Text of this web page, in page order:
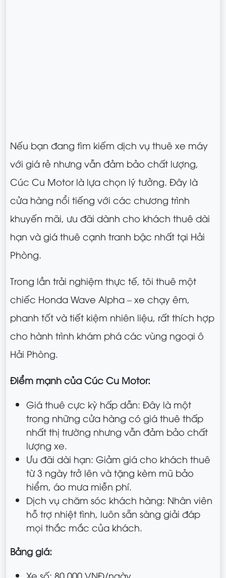
Nếu bạn đang tìm kiếm dịch vụ thuê xe máy
với giá rẻ nhưng vẫn đảm bảo chất lượng,
Cúc Cu Motor là lựa chọn lý tưởng. Đây là
cửa hàng nổi tiếng với các chương trình
khuyến mãi, ưu đãi dành cho khách thuê dài
hạn và giá thuê cạnh tranh bậc nhất tại Hải
Phòng.
Trong lần trải nghiệm thực tế, tôi thuê một
chiếc Honda Wave Alpha – xe chạy êm,
phanh tốt và tiết kiệm nhiên liệu, rất thích hợp
cho hành trình khám phá các vùng ngoại ô
Hải Phòng.
Điểm mạnh của Cúc Cu Motor:
Giá thuê cực kỳ hấp dẫn: Đây là một
trong những cửa hàng có giá thuê thấp
nhất thị trường nhưng vẫn đảm bảo chất
lượng xe.
Ưu đãi dài hạn: Giảm giá cho khách thuê
từ 3 ngày trở lên và tặng kèm mũ bảo
hiểm, áo mưa miễn phí.
Dịch vụ chăm sóc khách hàng: Nhân viên
hỗ trợ nhiệt tình, luôn sẵn sàng giải đáp
mọi thắc mắc của khách.
Bảng giá:
Xe số: 80.000 VNĐ/ngày